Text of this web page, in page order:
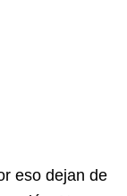
eso dejan de